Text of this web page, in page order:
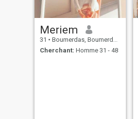
Meriem
31 • Boumerdas, Boumerdes, Algérie
Cherchant: Homme 31 - 48